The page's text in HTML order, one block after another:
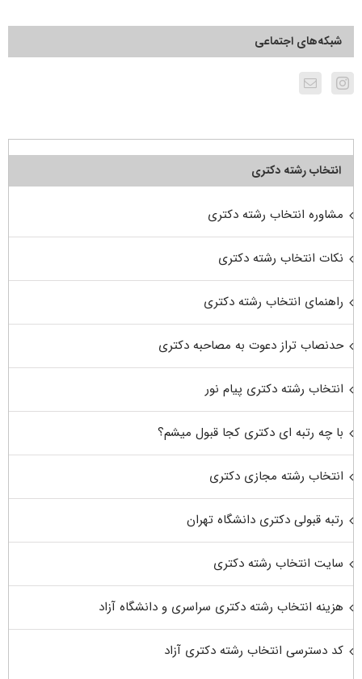
شبکه‌های اجتماعی
انتخاب رشته دکتری
مشاوره انتخاب رشته دکتری
نکات انتخاب رشته دکتری
راهنمای انتخاب رشته دکتری
حدنصاب تراز دعوت به مصاحبه دکتری
انتخاب رشته دکتری پیام نور
با چه رتبه ای دکتری کجا قبول میشم؟
انتخاب رشته مجازی دکتری
رتبه قبولی دکتری دانشگاه تهران
سایت انتخاب رشته دکتری
هزینه انتخاب رشته دکتری سراسری و دانشگاه آزاد
کد دسترسی انتخاب رشته دکتری آزاد